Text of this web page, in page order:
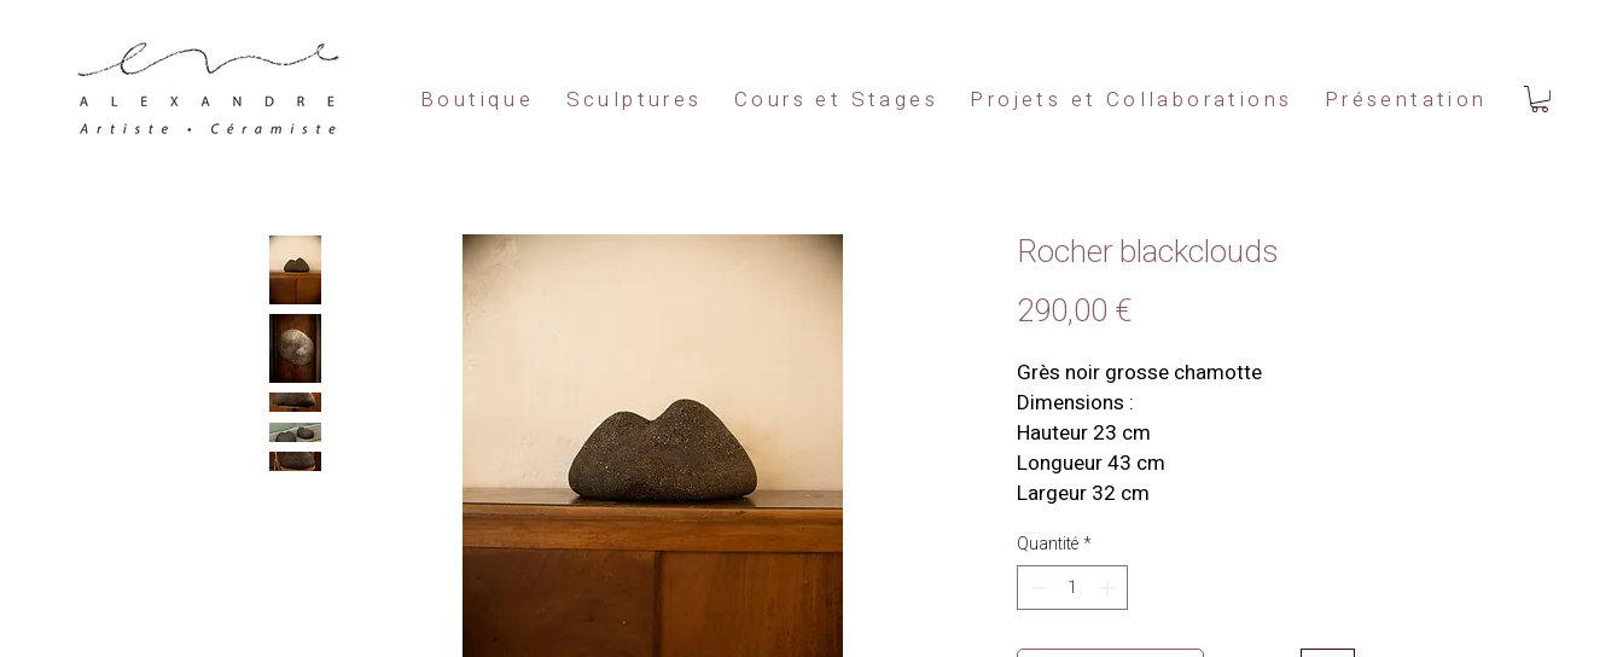
Boutique Sculptures Cours et Stages Projets et Collaborations Présentation
Rocher blackclouds
290,00 €
Grès noir grosse chamotte
Dimensions :
Hauteur 23 cm
Longueur 43 cm
Largeur 32 cm
Quantité*